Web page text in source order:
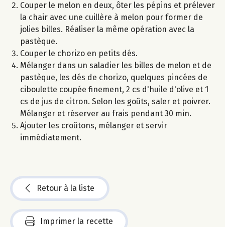
Couper le melon en deux, ôter les pépins et prélever
la chair avec une cuillère à melon pour former de
jolies billes. Réaliser la même opération avec la
pastèque.
Couper le chorizo en petits dés.
Mélanger dans un saladier les billes de melon et de
pastèque, les dés de chorizo, quelques pincées de
ciboulette coupée finement, 2 cs d'huile d'olive et 1
cs de jus de citron. Selon les goûts, saler et poivrer.
Mélanger et réserver au frais pendant 30 min.
Ajouter les croûtons, mélanger et servir
immédiatement.
Retour à la liste
Imprimer la recette